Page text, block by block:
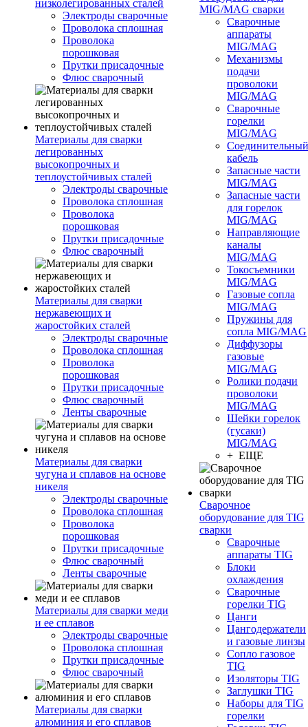
низколегированных сталей
Электроды сварочные
Проволока сплошная
Проволока
порошковая
Прутки присадочные
Флюс сварочный
Материалы для сварки
легированных
высокопрочных и
теплоустойчивых сталей
Электроды сварочные
Проволока сплошная
Проволока
порошковая
Прутки присадочные
Флюс сварочный
Материалы для сварки
нержавеющих и
жаростойких сталей
Электроды сварочные
Проволока сплошная
Проволока
порошковая
Прутки присадочные
Флюс сварочный
Ленты сварочные
Материалы для сварки
чугуна и сплавов на основе
никеля
Электроды сварочные
Проволока сплошная
Проволока
порошковая
Прутки присадочные
Флюс сварочный
Ленты сварочные
Материалы для сварки меди
и ее сплавов
Электроды сварочные
Проволока сплошная
Прутки присадочные
Флюс сварочный
Материалы для сварки
алюминия и его сплавов
MIG/MAG сварки
Сварочные
аппараты
MIG/MAG
Механизмы
подачи
проволоки
MIG/MAG
Сварочные
горелки
MIG/MAG
Соединительный
кабель
Запасные части
MIG/MAG
Запасные части
для горелок
MIG/MAG
Направляющие
каналы
MIG/MAG
Токосъемники
MIG/MAG
Газовые сопла
MIG/MAG
Пружины для
сопла MIG/MAG
Диффузоры
газовые
MIG/MAG
Ролики подачи
проволоки
MIG/MAG
Шейки горелок
(гусаки)
MIG/MAG
+ ЕЩЕ
Сварочное
оборудование для TIG
сварки
Сварочные
аппараты TIG
Блоки
охлаждения
Сварочные
горелки TIG
Цанги
Цангодержатели
и газовые линзы
Сопло газовое
TIG
Изоляторы TIG
Заглушки TIG
Наборы для TIG
горелки